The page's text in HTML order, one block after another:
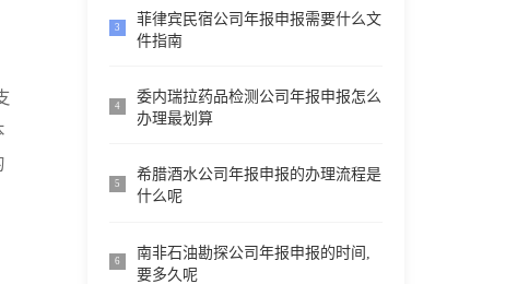
3
菲律宾民宿公司年报申报需要什么文
件指南
4
委内瑞拉药品检测公司年报申报怎么
办理最划算
5
希腊酒水公司年报申报的办理流程是
什么呢
6
南非石油勘探公司年报申报的时间,
要多久呢